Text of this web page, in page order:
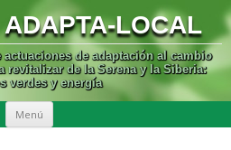
LOCAL
de adaptación al cambio
revitalizar de la Serena y la Siberia:
verdes y energía
Menú
AL